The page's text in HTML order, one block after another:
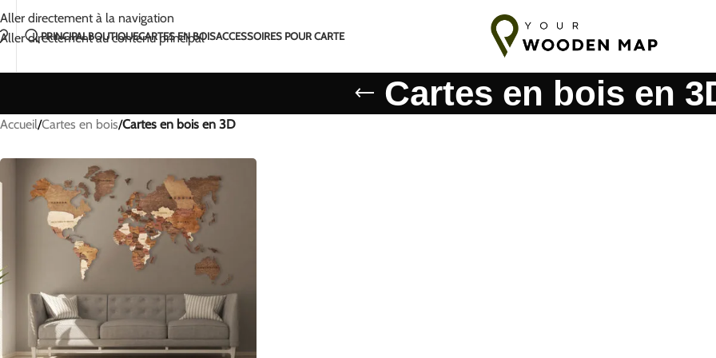
Aller directement à la navigation
Aller directement au contenu principal
Fait à la main avec amour en Lituanie 2-5 jours d'expédition vers les pays baltes
PRINCIPALBOUTIQUECARTES EN BOISACCESSOIRES POUR CARTE
Cartes en bois en
Accueil/Cartes en bois/Cartes en bois en 3D